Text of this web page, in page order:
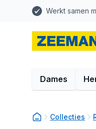
Werkt samen
Dames
Collecties